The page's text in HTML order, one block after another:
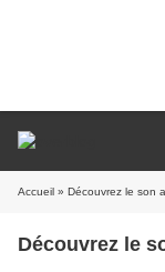
Accueil » Découvrez le son
Découvrez le